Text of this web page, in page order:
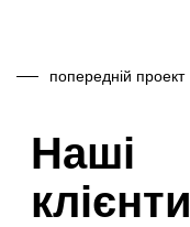
попередній проект
Наші
клієнти